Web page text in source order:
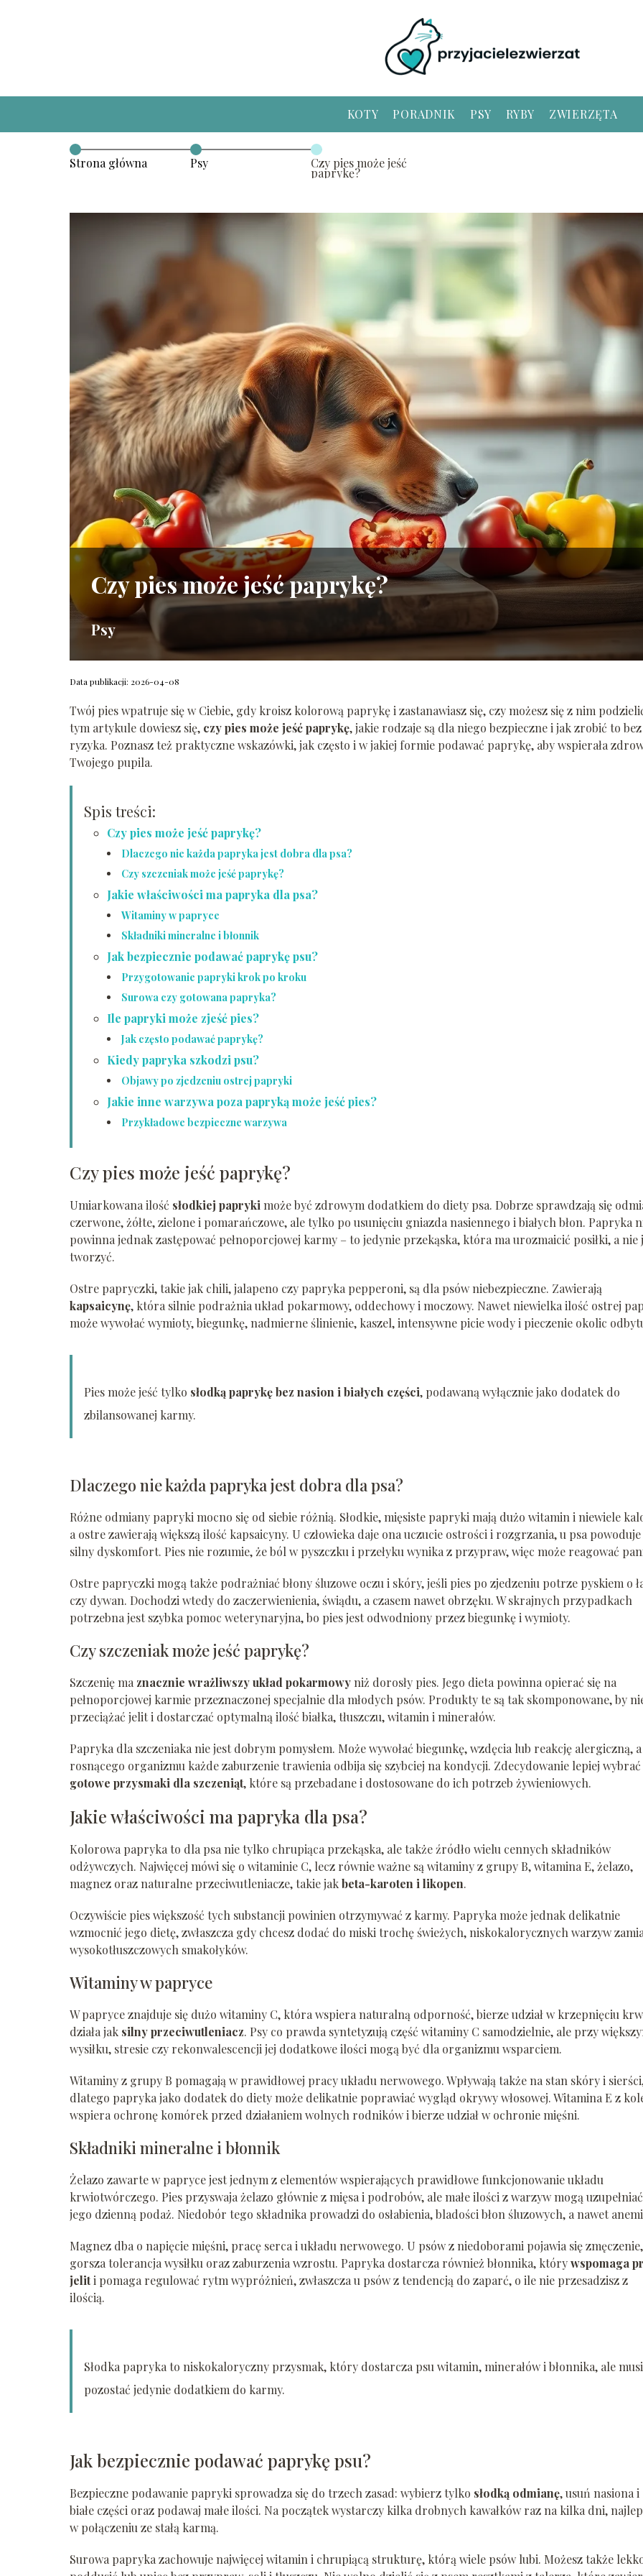
KOTY PORADNIK PSY RYBY ZWIERZĘTA
Strona główna Psy Czy pies może jeść
paprykę?
Czy pies może jeść paprykę?
Psy
Data publikacji: 2026-04-08
Twój pies wpatruje się w Ciebie, gdy kroisz kolorową paprykę i zastanawiasz się, czy możesz się z nim
tym artykule dowiesz się, czy pies może jeść paprykę, jakie rodzaje są dla niego bezpieczne i jak zrobić to bez
ryzyka. Poznasz też praktyczne wskazówki, jak często i w jakiej formie podawać paprykę, aby wspierała
Twojego pupila.
Spis treści:
Czy pies może jeść paprykę?
Dlaczego nie każda papryka jest dobra dla psa?
Czy szczeniak może jeść paprykę?
Jakie właściwości ma papryka dla psa?
Witaminy w papryce
Składniki mineralne i błonnik
Jak bezpiecznie podawać paprykę psu?
Przygotowanie papryki krok po kroku
Surowa czy gotowana papryka?
Ile papryki może zjeść pies?
Jak często podawać paprykę?
Kiedy papryka szkodzi psu?
Objawy po zjedzeniu ostrej papryki
Jakie inne warzywa poza papryką może jeść pies?
Przykładowe bezpieczne warzywa
Czy pies może jeść paprykę?
Umiarkowana ilość słodkiej papryki może być zdrowym dodatkiem do diety psa. Dobrze sprawdzają się
czerwone, żółte, zielone i pomarańczowe, ale tylko po usunięciu gniazda nasiennego i białych błon. Papryka
powinna jednak zastępować pełnoporcjowej karmy – to jedynie przekąska, która ma urozmaicić posiłki, a nie
tworzyć.
Ostre papryczki, takie jak chili, jalapeno czy papryka pepperoni, są dla psów niebezpieczne. Zawierają
kapsaicynę, która silnie podrażnia układ pokarmowy, oddechowy i moczowy. Nawet niewielka ilość ostrej
może wywołać wymioty, biegunkę, nadmierne ślinienie, kaszel, intensywne picie wody i pieczenie okolic
Pies może jeść tylko słodką paprykę bez nasion i białych części, podawaną wyłącznie jako dodatek do
zbilansowanej karmy.
Dlaczego nie każda papryka jest dobra dla psa?
Różne odmiany papryki mocno się od siebie różnią. Słodkie, mięsiste papryki mają dużo witamin i niewiele
a ostre zawierają większą ilość kapsaicyny. U człowieka daje ona uczucie ostrości i rozgrzania, u psa powoduje
silny dyskomfort. Pies nie rozumie, że ból w pyszczku i przełyku wynika z przypraw, więc może reagować
Ostre papryczki mogą także podrażniać błony śluzowe oczu i skóry, jeśli pies po zjedzeniu potrze pyskiem o
czy dywan. Dochodzi wtedy do zaczerwienienia, świądu, a czasem nawet obrzęku. W skrajnych przypadkach
potrzebna jest szybka pomoc weterynaryjna, bo pies jest odwodniony przez biegunkę i wymioty.
Czy szczeniak może jeść paprykę?
Szczenię ma znacznie wrażliwszy układ pokarmowyniż dorosły pies. Jego dieta powinna opierać się na
pełnoporcjowej karmie przeznaczonej specjalnie dla młodych psów. Produkty te są tak skomponowane, by
przeciążać jelit i dostarczać optymalną ilość białka, tłuszczu, witamin i minerałów.
Papryka dla szczeniaka nie jest dobrym pomysłem. Może wywołać biegunkę, wzdęcia lub reakcję alergiczną,
rosnącego organizmu każde zaburzenie trawienia odbija się szybciej na kondycji. Zdecydowanie lepiej wybrać
gotowe przysmaki dla szczeniąt, które są przebadane i dostosowane do ich potrzeb żywieniowych.
Jakie właściwości ma papryka dla psa?
Kolorowa papryka to dla psa nie tylko chrupiąca przekąska, ale także źródło wielu cennych składników
odżywczych. Najwięcej mówi się o witaminie C, lecz równie ważne są witaminy z grupy B, witamina E, żelazo,
magnez oraz naturalne przeciwutleniacze, takie jakbeta-karoten i likopen.
Oczywiście pies większość tych substancji powinien otrzymywać z karmy. Papryka może jednak delikatnie
wzmocnić jego dietę, zwłaszcza gdy chcesz dodać do miski trochę świeżych, niskokalorycznych warzyw
wysokotłuszczowych smakołyków.
Witaminy w papryce
W papryce znajduje się dużo witaminy C, która wspiera naturalną odporność, bierze udział w krzepnięciu
działa jak silny przeciwutleniacz. Psy co prawda syntetyzują część witaminy C samodzielnie, ale przy
wysiłku, stresie czy rekonwalescencji jej dodatkowe ilości mogą być dla organizmu wsparciem.
Witaminy z grupy B pomagają w prawidłowej pracy układu nerwowego. Wpływają także na stan skóry i
dlatego papryka jako dodatek do diety może delikatnie poprawiać wygląd okrywy włosowej. Witamina E z
wspiera ochronę komórek przed działaniem wolnych rodników i bierze udział w ochronie mięśni.
Składniki mineralne i błonnik
Żelazo zawarte w papryce jest jednym z elementów wspierających prawidłowe funkcjonowanie układu
krwiotwórczego. Pies przyswaja żelazo głównie z mięsa i podrobów, ale małe ilości z warzyw mogą uzupełniać
jego dzienną podaż. Niedobór tego składnika prowadzi do osłabienia, bladości błon śluzowych, a nawet
Magnez dba o napięcie mięśni, pracę serca i układu nerwowego. U psów z niedoborami pojawia się zmęczenie,
gorsza tolerancja wysiłku oraz zaburzenia wzrostu. Papryka dostarcza również błonnika, którywspomaga
jeliti pomaga regulować rytm wypróżnień, zwłaszcza u psów z tendencją do zaparć, o ile nie przesadzisz z
ilością.
Słodka papryka to niskokaloryczny przysmak, który dostarcza psu witamin, minerałów i błonnika, ale musi
pozostać jedynie dodatkiem do karmy.
Jak bezpiecznie podawać paprykę psu?
Bezpieczne podawanie papryki sprowadza się do trzech zasad: wybierz tylko słodką odmianę, usuń nasiona i
białe części oraz podawaj małe ilości. Na początek wystarczy kilka drobnych kawałków raz na kilka dni,
w połączeniu ze stałą karmą.
Surowa papryka zachowuje najwięcej witamin i chrupiącą strukturę, którą wiele psów lubi. Możesz także